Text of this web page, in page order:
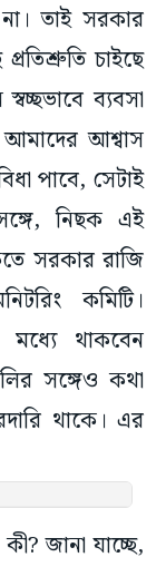
তাই সরকার
চাইছে
ব্যবসা
আশ্বাস
পাবে, সেটাই
নিছক এই
সরকার রাজি
কমিটি।
মধ্যে থাকবেন
সঙ্গেও কথা
থাকে। এর
জানা যাচ্ছে,